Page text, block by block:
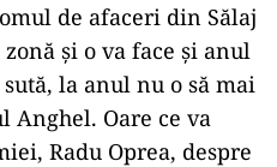
de afaceri din Sălaj
și o va face și anul
la anul nu o să mai
Anghel. Oare ce va
Radu Oprea, despre